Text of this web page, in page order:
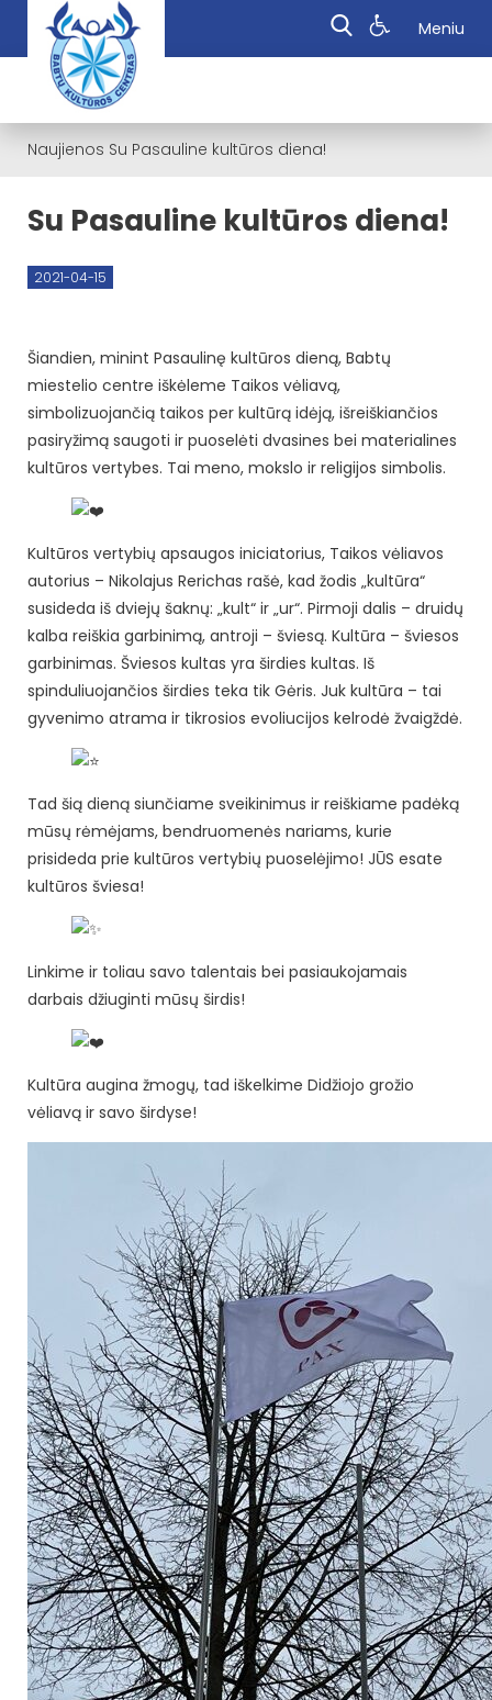
Meniu
Naujienos Su Pasauline kultūros diena!
Su Pasauline kultūros diena!
2021-04-15
Šiandien, minint Pasaulinę kultūros dieną, Babtų
miestelio centre iškėleme Taikos vėliavą,
simbolizuojančią taikos per kultūrą idėją, išreiškiančios
pasiryžimą saugoti ir puoselėti dvasines bei materialines
kultūros vertybes. Tai meno, mokslo ir religijos simbolis.
Kultūros vertybių apsaugos iniciatorius, Taikos vėliavos
autorius – Nikolajus Rerichas rašė, kad žodis „kultūra“
susideda iš dviejų šaknų: „kult“ ir „ur“. Pirmoji dalis – druidų
kalba reiškia garbinimą, antroji – šviesą. Kultūra – šviesos
garbinimas. Šviesos kultas yra širdies kultas. Iš
spinduliuojančios širdies teka tik Gėris. Juk kultūra – tai
gyvenimo atrama ir tikrosios evoliucijos kelrodė žvaigždė.
Tad šią dieną siunčiame sveikinimus ir reiškiame padėką
mūsų rėmėjams, bendruomenės nariams, kurie
prisideda prie kultūros vertybių puoselėjimo! JŪS esate
kultūros šviesa!
Linkime ir toliau savo talentais bei pasiaukojamais
darbais džiuginti mūsų širdis!
Kultūra augina žmogų, tad iškelkime Didžiojo grožio
vėliavą ir savo širdyse!